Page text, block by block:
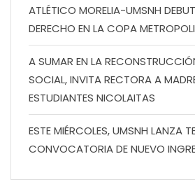
ATLÉTICO MORELIA-UMSNH
DERECHO EN LA COPA
A SUMAR EN LA
SOCIAL, INVITA RECTORA A
ESTUDIANTES NICOLAITAS
ESTE MIÉRCOLES, UMSNH LANZA
CONVOCATORIA DE NUEVO